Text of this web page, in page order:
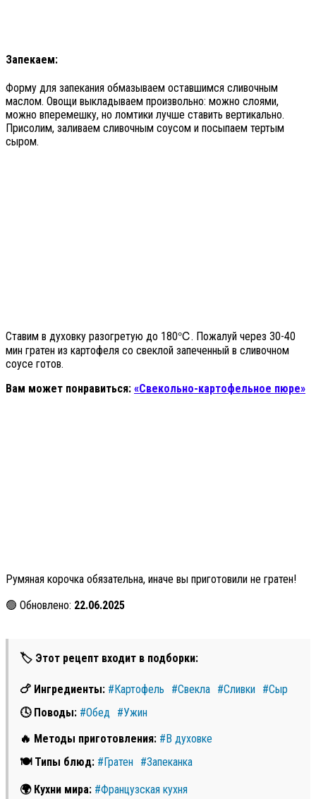
Запекаем:
Форму для запекания обмазываем оставшимся сливочным
маслом. Овощи выкладываем произвольно: можно слоями,
можно вперемешку, но ломтики лучше ставить вертикально.
Присолим, заливаем сливочным соусом и посыпаем тертым
сыром.
Ставим в духовку разогретую до 180℃. Пожалуй через 30-40
мин гратен из картофеля со свеклой запеченный в сливочном
соусе готов.
Вам может понравиться: «Свекольно-картофельное пюре»
Румяная корочка обязательна, иначе вы приготовили не гратен!
🟢 Обновлено: 22.06.2025
🏷 Этот рецепт входит в подборки:
🍗 Ингредиенты: #Картофель #Свекла #Сливки #Сыр
🕓 Поводы: #Обед
#Ужин
🔥 Методы приготовления: #В духовке
🍽 Типы блюд: #Гратен #Запеканка
🌍 Кухни мира: #Французская кухня